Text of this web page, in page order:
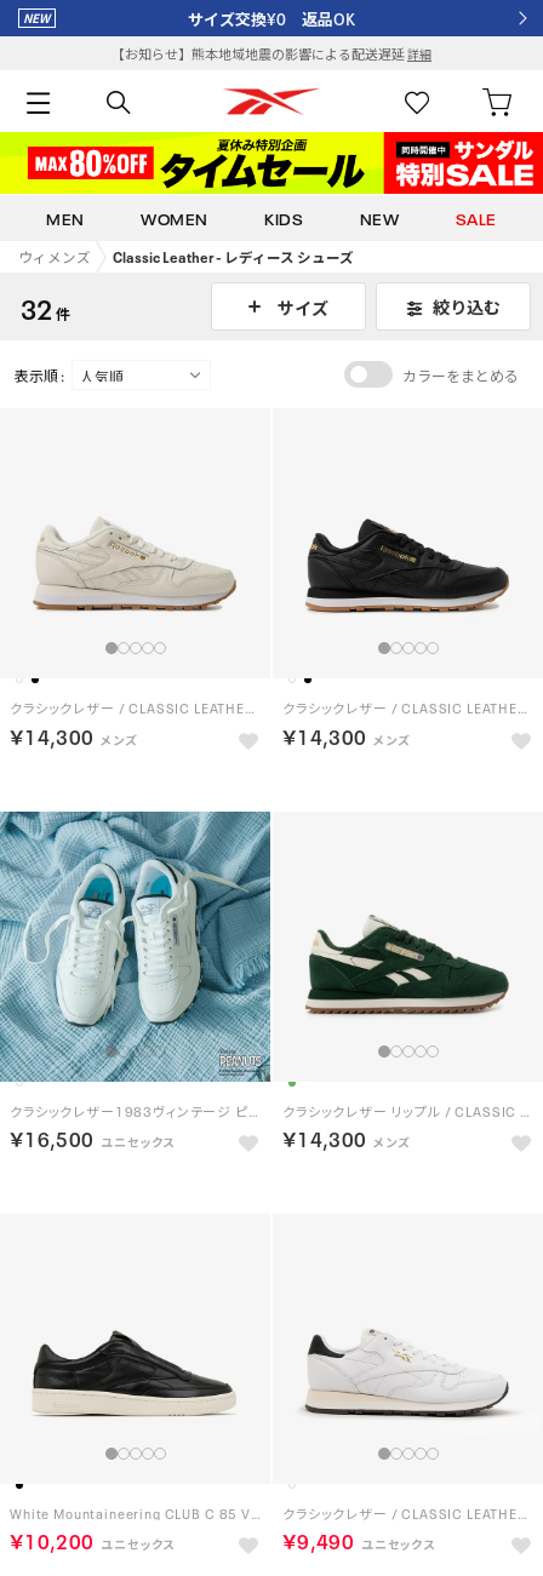
サイズ交換¥0 返品OK
【お知らせ】熊本地域地震の影響による配送遅延詳細
MEN WOMEN KIDS NEW SALE
ウィメンズ Classic Leather - レディース シューズ
32 件 サイズ 絞り込む
表示順 : カラーをまとめる
クラシックレザー / CLASSIC LEATHER （チョーク）
￥14,300
クラシックレザー / CLASSIC LEATHER （ブラック）
￥14,300
クラシックレザー1983ヴィンテージ ピーナッツ / CLASSIC LEATHER 1983 VINTAGE PEANUTS （ホワイト）
￥16,500
クラシックレザー リップル / CLASSIC LEATHER RIPPLE （グリーン）
￥14,300
White Mountaineering CLUB C 85 VINTAGE （BL）
￥10,200
クラシックレザー / CLASSIC LEATHER （ホワイト）
￥9,490